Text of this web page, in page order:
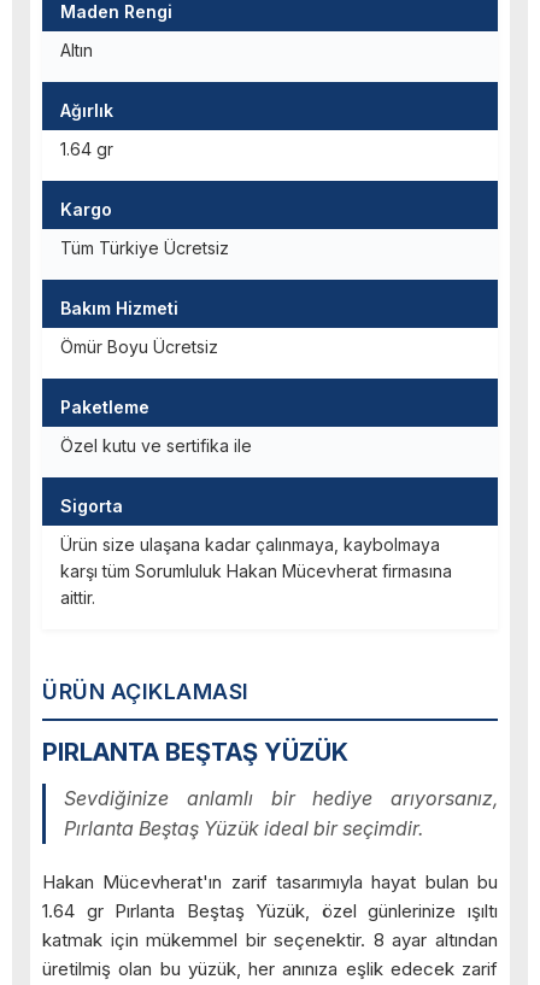
ÜRÜN AÇIKLAMASI
PIRLANTA BEŞTAŞ YÜZÜK
Sevdiğinize anlamlı bir hediye arıyorsanız,
Pırlanta Beştaş Yüzük ideal bir seçimdir.
Hakan Mücevherat'ın zarif tasarımıyla hayat bulan bu
1.64 gr Pırlanta Beştaş Yüzük, özel günlerinize ışıltı
katmak için mükemmel bir seçenektir. 8 ayar altından
üretilmiş olan bu yüzük, her anınıza eşlik edecek zarif
Maden Rengi
Altın
Ağırlık
1.64 gr
Kargo
Tüm Türkiye Ücretsiz
Bakım Hizmeti
Ömür Boyu Ücretsiz
Paketleme
Özel kutu ve sertifika ile
Sigorta
Ürün size ulaşana kadar çalınmaya, kaybolmaya
karşı tüm Sorumluluk Hakan Mücevherat firmasına
aittir.